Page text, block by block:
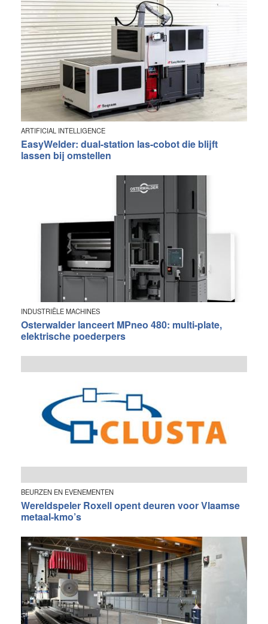
ARTIFICIAL INTELLIGENCE
EasyWelder: dual-station las-cobot die blijft
lassen bij omstellen
INDUSTRIËLE MACHINES
Osterwalder lanceert MPneo 480: multi-plate,
elektrische poederpers
BEURZEN EN EVENEMENTEN
Wereldspeler Roxell opent deuren voor Vlaamse
metaal-kmo’s